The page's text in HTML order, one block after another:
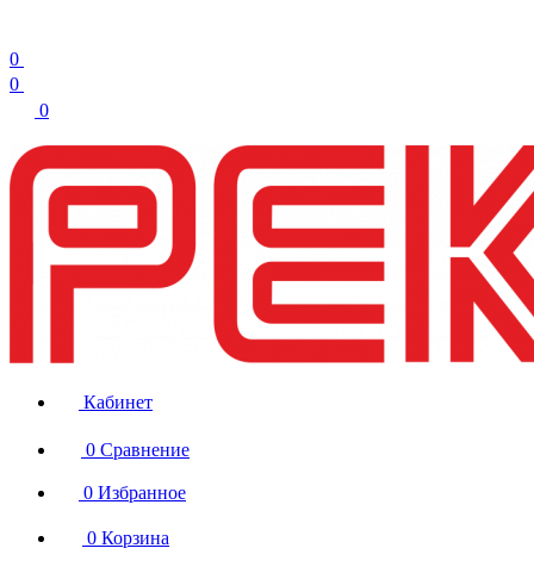
0
0
0
Кабинет
0 Сравнение
0 Избранное
0 Корзина